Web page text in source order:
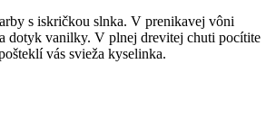
s iskričkou slnka. V prenikavej vôni
dotyk vanilky. V plnej drevitej chuti pocítite
vás svieža kyselinka.